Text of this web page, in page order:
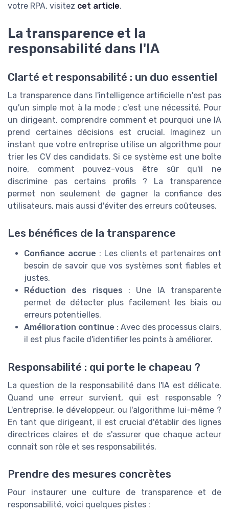
votre RPA, visitez cet article.
La transparence et la
responsabilité dans l'IA
Clarté et responsabilité : un duo essentiel
La transparence dans l'intelligence artificielle n'est pas
qu'un simple mot à la mode ; c'est une nécessité. Pour
un dirigeant, comprendre comment et pourquoi une IA
prend certaines décisions est crucial. Imaginez un
instant que votre entreprise utilise un algorithme pour
trier les CV des candidats. Si ce système est une boîte
noire, comment pouvez-vous être sûr qu'il ne
discrimine pas certains profils ? La transparence
permet non seulement de gagner la confiance des
utilisateurs, mais aussi d'éviter des erreurs coûteuses.
Les bénéfices de la transparence
Confiance accrue : Les clients et partenaires ont
besoin de savoir que vos systèmes sont fiables et
justes.
Réduction des risques : Une IA transparente
permet de détecter plus facilement les biais ou
erreurs potentielles.
Amélioration continue : Avec des processus clairs,
il est plus facile d'identifier les points à améliorer.
Responsabilité : qui porte le chapeau ?
La question de la responsabilité dans l'IA est délicate.
Quand une erreur survient, qui est responsable ?
L'entreprise, le développeur, ou l'algorithme lui-même ?
En tant que dirigeant, il est crucial d'établir des lignes
directrices claires et de s'assurer que chaque acteur
connaît son rôle et ses responsabilités.
Prendre des mesures concrètes
Pour instaurer une culture de transparence et de
responsabilité, voici quelques pistes :